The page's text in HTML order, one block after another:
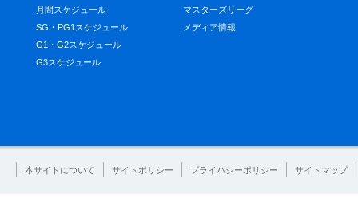
月間スケジュール
SG・PG1スケジュール
G1・G2スケジュール
G3スケジュール
マスターズリーグ
メディア情報
本サイトについて サイトポリシー プライバシーポリシー サイトマップ